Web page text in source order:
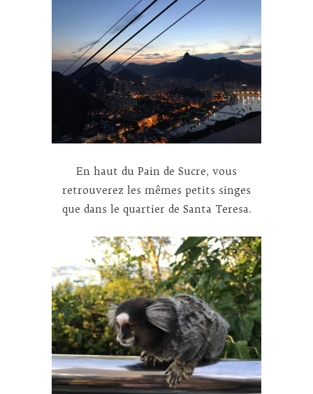
En haut du Pain de Sucre, vous
retrouverez les mêmes petits singes
que dans le quartier de Santa Teresa.